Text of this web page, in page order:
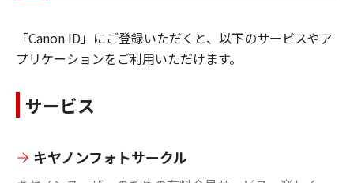
「Canon ID」にご登録いただくと、以下のサービスやア
プリケーションをご利用いただけます。
サービス
キヤノンフォトサークル